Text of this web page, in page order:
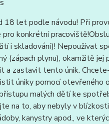
let podle návodu! Při
konkrétní
i skladování)! Nepoužívat
(zápach plynu), okamžitě jej
a zastavit tento únik.
úniky pomocí otevřeného
malých dětí ke
na to, aby nebyly v
kanystry apod., ve